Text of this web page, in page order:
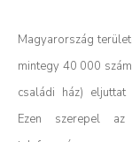
Magyarország
mintegy 40 000
családi ház) eljuttat
Ezen szerepel